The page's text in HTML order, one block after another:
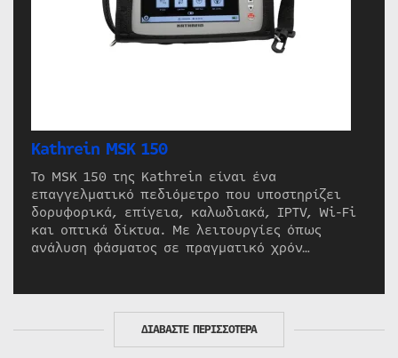
Kathrein MSK 150
Το MSK 150 της Kathrein είναι ένα
επαγγελματικό πεδιόμετρο που υποστηρίζει
δορυφορικά, επίγεια, καλωδιακά, IPTV, Wi-Fi
και οπτικά δίκτυα. Με λειτουργίες όπως
ανάλυση φάσματος σε πραγματικό χρόν…
ΔΙΑΒΑΣΤΕ ΠΕΡΙΣΣΟΤΕΡΑ